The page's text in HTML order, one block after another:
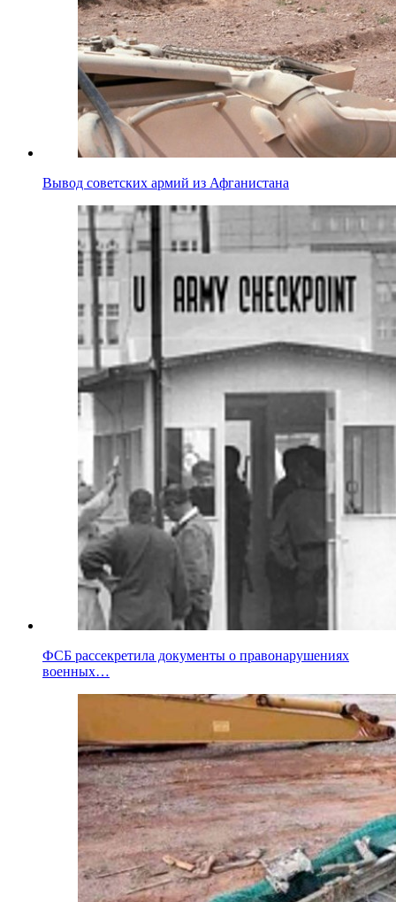
Вывод советских армий из Афганистана
ФСБ рассекретила документы о правонарушениях
военных…